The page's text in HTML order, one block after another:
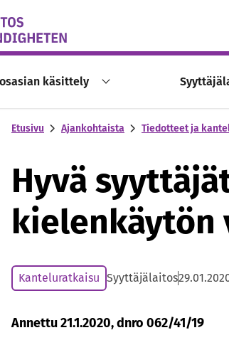
käsittely
Etusivu Ajankohtaista Tiedotteet ja
Hyvä
kielenkäytön
Kanteluratkaisu Syyttäjälaitos
Annettu 21.1.2020, dnro 062/41/19